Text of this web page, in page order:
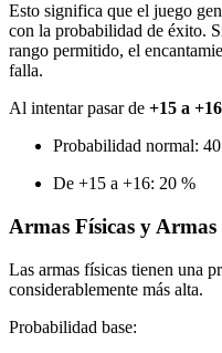
Esto significa que el juego
con la probabilidad de éxito.
rango permitido, el
falla.
Al intentar pasar de +15 a +16
Probabilidad normal:
De +15 a +16: 20 %
Armas Físicas y
Las armas físicas tienen una
considerablemente más alta.
Probabilidad base: